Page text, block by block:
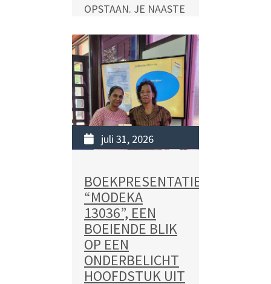
OPSTAAN. JE NAASTE
READ MORE
juli 31, 2026
BOEKPRESENTATIE
“MODEKA
13036”, EEN
BOEIENDE BLIK
OP EEN
ONDERBELICHT
HOOFDSTUK UIT